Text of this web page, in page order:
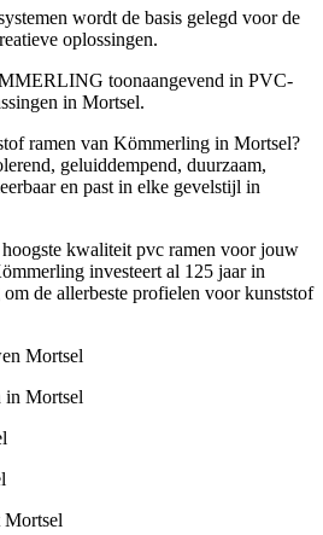
wordt de basis gelegd voor de
oplossingen.
toonaangevend in PVC-
in Mortsel.
ramen van Kömmerling in Mortsel?
geluiddempend, duurzaam,
en past in elke gevelstijl in
kwaliteit pvc ramen voor jouw
investeert al 125 jaar in
de allerbeste profielen voor kunststof
in Mortsel